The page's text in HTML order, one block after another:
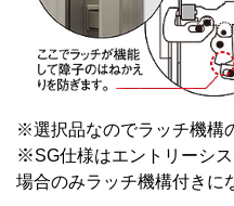
※選択品なのでラッチ機構
※SG仕様はエントリーシ
場合のみラッチ機構付きに